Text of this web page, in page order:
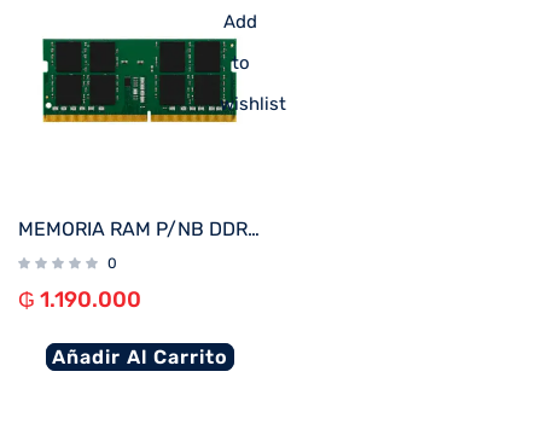
Add
to
wishlist
MEMORIA RAM P/NB DDR4 16GB 3200 KINGSTON KVR32S22D8/16
0
₲ 1.190.000
Añadir Al Carrito